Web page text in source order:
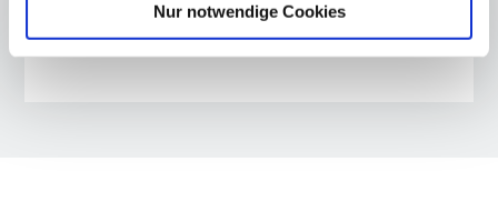
Nur notwendige Cookies